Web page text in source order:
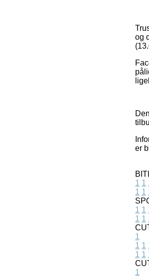
og
er
1 1
1 1
1 1
1 1
1
1 1
1 1
1